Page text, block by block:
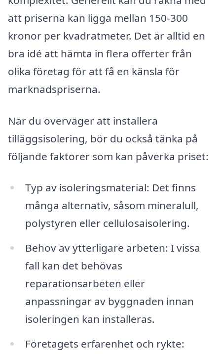
att priserna kan ligga mellan 150-300
kronor per kvadratmeter. Det är alltid en
bra idé att hämta in flera offerter från
olika företag för att få en känsla för
marknadspriserna.
När du överväger att installera
tilläggsisolering, bör du också tänka på
följande faktorer som kan påverka priset:
Typ av isoleringsmaterial: Det finns
många alternativ, såsom mineralull,
polystyren eller cellulosaisolering.
Behov av ytterligare arbeten: I vissa
fall kan det behövas
reparationsarbeten eller
anpassningar av byggnaden innan
isoleringen kan installeras.
Företagets erfarenhet och rykte: